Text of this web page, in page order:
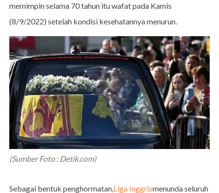
memimpin selama 70 tahun itu wafat pada Kamis
(8/9/2022) setelah kondisi kesehatannya menurun.
(Sumber Foto : Detik.com)
Sebagai bentuk penghormatan, Liga Inggrismenunda seluruh